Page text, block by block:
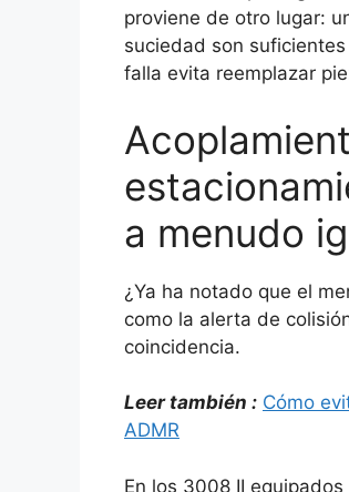
proviene de otro lugar:
suciedad son
falla evita reemplazar
a menudo
¿Ya ha notado que el
como la alerta de
coincidencia.
Leer también : Cómo
ADMR
En los 3008 II